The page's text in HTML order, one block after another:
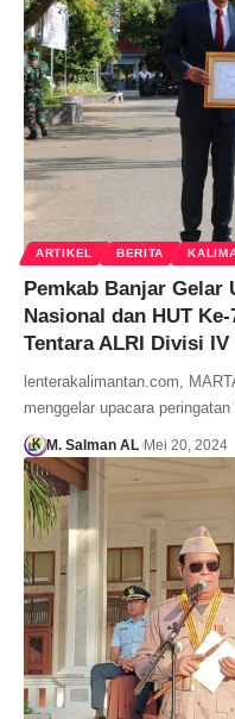
ARTIKEL BERITA
Pemkab Banjar Gelar
Nasional dan HUT
Tentara ALRI Divisi IV
lenterakalimantan.com,
menggelar upacara
M. Salman AL Mei 20, 2024